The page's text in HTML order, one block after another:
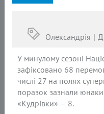
Олександрія
У минулому сезоні
зафіксовано 68
числі 27 на полях
поразок зазнали
«Кудрівки» — 8.